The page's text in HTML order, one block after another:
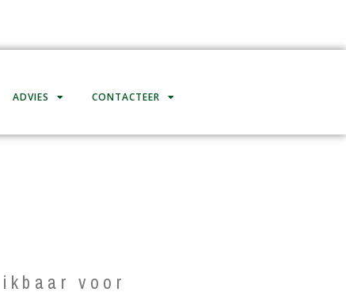
ADVIES CONTACTEER
voor